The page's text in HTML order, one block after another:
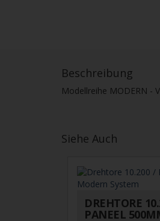
Beschreibung
Modellreihe MODERN -
Siehe Auch
DREHTORE
PANEEL